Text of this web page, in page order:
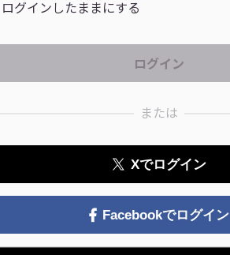
ログインしたままにする
または
Xでログイン
Facebookでログイン